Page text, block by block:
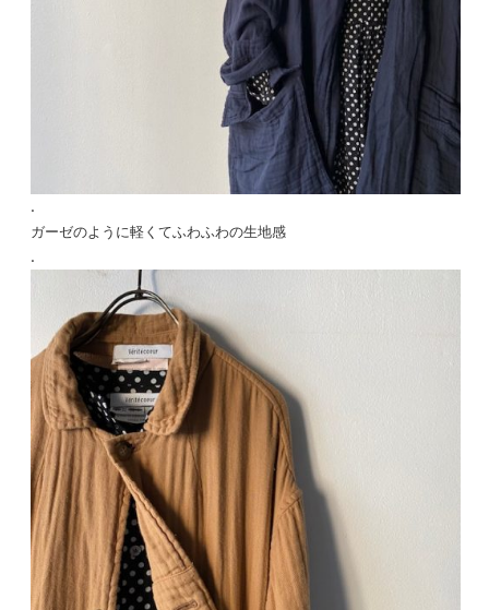
.
ガーゼのように軽くてふわふわの生地感
.